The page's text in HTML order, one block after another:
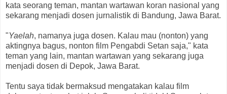
kata seorang teman, mantan wartawan koran nasional yang
sekarang menjadi dosen jurnalistik di Bandung, Jawa Barat.
"Yaelah, namanya juga dosen. Kalau mau (nonton) yang
aktingnya bagus, nonton film Pengabdi Setan saja," kata
teman yang lain, mantan wartawan yang sekarang juga
menjadi dosen di Depok, Jawa Barat.
Tentu saya tidak bermaksud mengatakan kalau film